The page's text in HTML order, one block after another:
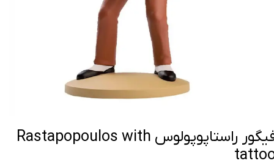
فیگور راستاپوپولوس Rastapopoulos with